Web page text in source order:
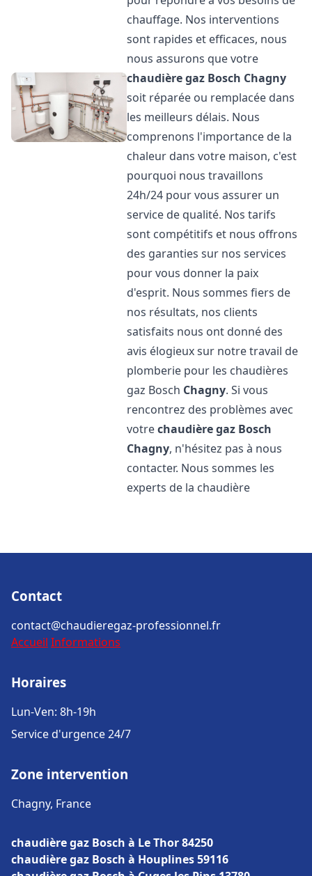
chauffage. Nos interventions
sont rapides et efficaces, nous
nous assurons que votre
chaudière gaz Bosch Chagny
soit réparée ou remplacée dans
les meilleurs délais. Nous
comprenons l'importance de la
chaleur dans votre maison, c'est
pourquoi nous travaillons
24h/24 pour vous assurer un
service de qualité. Nos tarifs
sont compétitifs et nous offrons
des garanties sur nos services
pour vous donner la paix
d'esprit. Nous sommes fiers de
nos résultats, nos clients
satisfaits nous ont donné des
avis élogieux sur notre travail de
plomberie pour les chaudières
gaz Bosch Chagny. Si vous
rencontrez des problèmes avec
votrechaudière gaz Bosch
Chagny, n'hésitez pas à nous
contacter. Nous sommes les
experts de la chaudière
Contact
contact@chaudieregaz-professionnel.fr
Accueil Informations
Horaires
Lun-Ven: 8h-19h
Service d'urgence 24/7
Zone intervention
Chagny, France
chaudière gaz Bosch à Le Thor 84250
chaudière gaz Bosch à Houplines 59116